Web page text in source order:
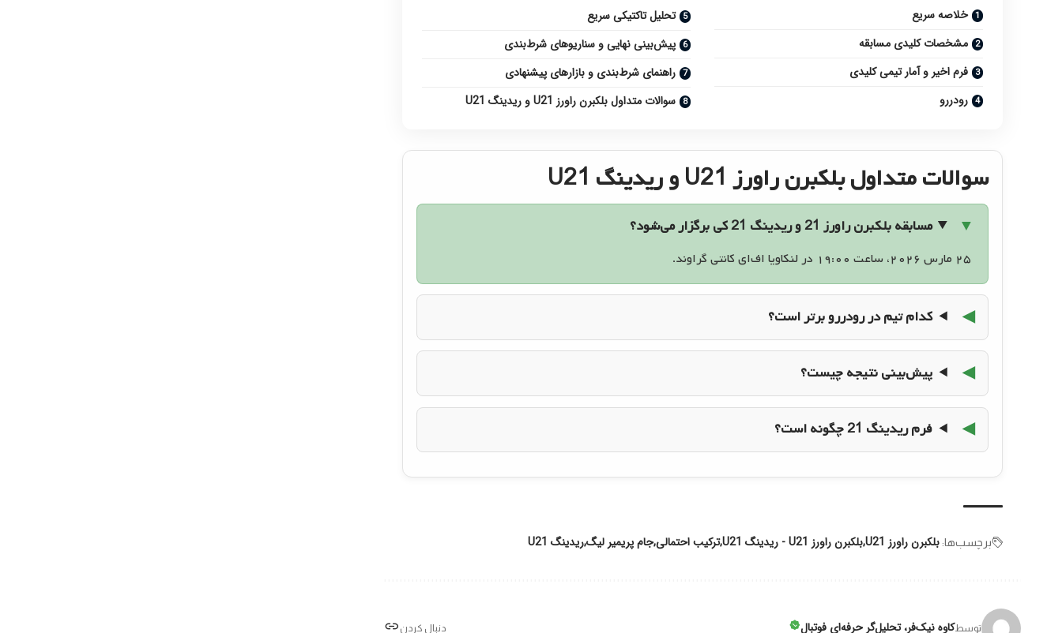
خلاصه سریع
مشخصات کلیدی مسابقه
فرم اخیر و آمار تیمی کلیدی
رودررو
تحلیل تاکتیکی سریع
پیش‌بینی نهایی و سناریوهای شرط‌بندی
راهنمای شرط‌بندی و بازار‌های پیشنهادی
سوالات متداول بلکبرن راورز U21 و ریدینگ U21
سوالات متداول بلکبرن راورز U21 و ریدینگ U21
مسابقه بلکبرن راورز 21 و ریدینگ 21 کی برگزار می‌شود؟
۲۵ مارس ۲۰۲۶، ساعت ۱۹:۰۰ در لنکاویا اف‌ای کانتی گراوند.
کدام تیم در رودررو برتر است؟
پیش‌بینی نتیجه چیست؟
فرم ریدینگ 21 چگونه است؟
برچسب‌‌ها: بلکبرن راورز U21 بلکبرن راورز U21 - ریدینگ U21 ترکیب احتمالیجام پریمیر لیگریدینگ U21
توسطکاوه نیک‌فر، تحلیل‌گر حرفه‌ای فوتبال دنبال کردن